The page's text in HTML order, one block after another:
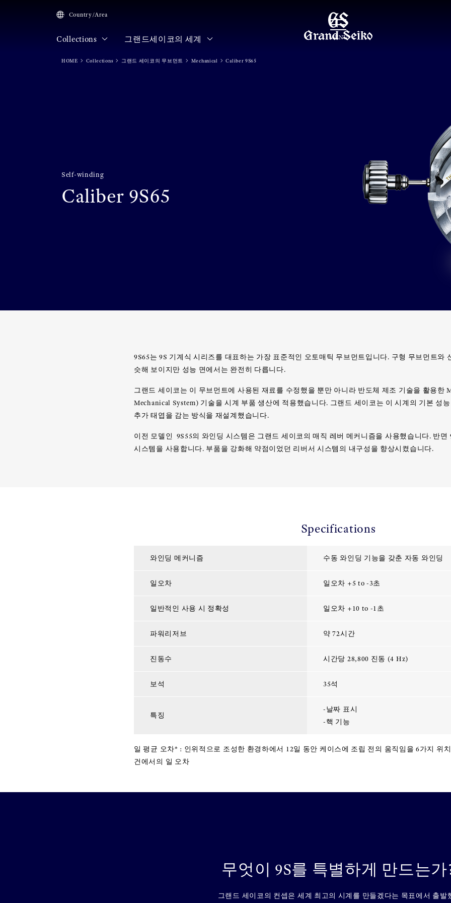
MENU
Country/Area
Collections 그랜드세이코의 세계
HOME Collections 그랜드 세이코의 무브먼트 Mechanical Caliber 9S65
Self-winding
Caliber 9S65
9S65는 9S 기계식 시리즈를 대표하는 가장 표준적인 오토매틱 무브먼트입니다. 구형 무브먼트와
슷해 보이지만 성능 면에서는 완전히 다릅니다.
그랜드 세이코는 이 무브먼트에 사용된 재료를 수정했을 뿐만 아니라 반도체 제조 기술을 활용한
Mechanical System) 기술을 시계 부품 생산에 적용했습니다. 그랜드 세이코는 이 시계의 기본 성
추가 태엽을 감는 방식을 재설계했습니다.
이전 모델인 9S55의 와인딩 시스템은 그랜드 세이코의 매직 레버 메커니즘을 사용했습니다. 반면
시스템을 사용합니다. 부품을 강화해 약점이었던 리버서 시스템의 내구성을 향상시켰습니다.
Specifications
와인딩 메커니즘 수동 와인딩 기능을 갖춘 자동 와인딩
일오차 일오차 +5 to -3초
일반적인 사용 시 정확성 일오차 +10 to -1초
파워리저브 약 72시간
진동수 시간당 28,800 진동 (4 Hz)
보석 35석
특징
-날짜 표시
-핵 기능
일 평균 오차* : 인위적으로 조성한 환경하에서 12일 동안 케이스에 조립 전의 움직임을 6가지 위
건에서의 일 오차
무엇이 9S를 특별하게 만드는가
그랜드 세이코의 컨셉은 세계 최고의 시계를 만들겠다는 목표에서 출발